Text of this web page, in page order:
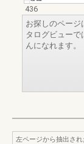
436
お探しのページ
タログビュー
んになれます。
左ページから抽出さ